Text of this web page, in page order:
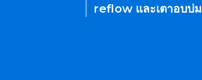
reflow และเตาอบบ่ม